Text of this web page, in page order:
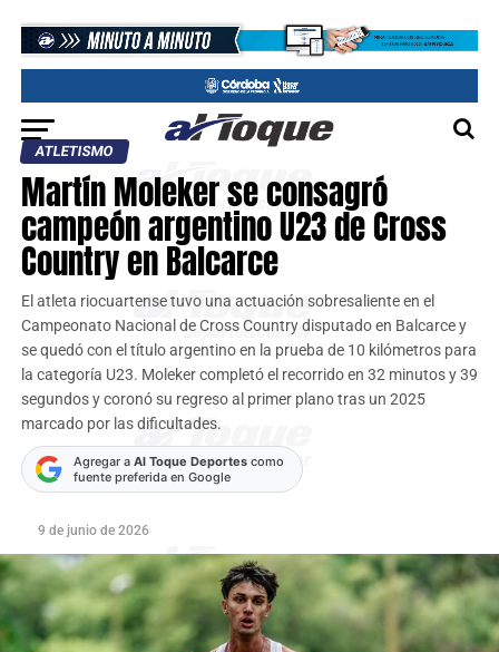
ATLETISMO
Martín Moleker se consagró
campeón argentino U23 de Cross
Country en Balcarce
El atleta riocuartense tuvo una actuación sobresaliente en el
Campeonato Nacional de Cross Country disputado en Balcarce y
se quedó con el título argentino en la prueba de 10 kilómetros para
la categoría U23. Moleker completó el recorrido en 32 minutos y 39
segundos y coronó su regreso al primer plano tras un 2025
marcado por las dificultades.
Agregar a Al Toque Deportescomo
fuente preferida en Google
9 de junio de 2026